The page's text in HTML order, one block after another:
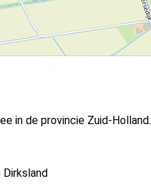
in de provincie Zuid-Holland.